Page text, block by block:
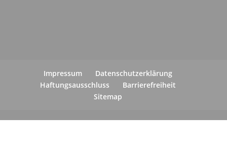
Impressum
Datenschutzerklärung
Haftungsausschluss
Barrierefreiheit
Sitemap